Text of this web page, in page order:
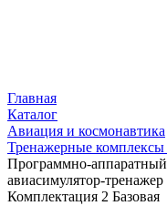
Главная
Каталог
Авиация и космонавтика
Тренажерные
Программно-
авиасимулятор-
Комплектация 2 Базовая